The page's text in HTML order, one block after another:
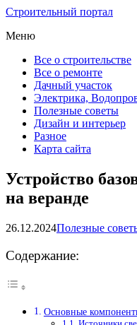
Строительный портал
Меню
Все о строительстве
Все о ремонте
Дачный участок
Электрика,
Полезные советы
Дизайн и интерьер
Разное
Карта сайта
Устройство
на веранде
26.12.2024Полезные
Содержание:
Основные